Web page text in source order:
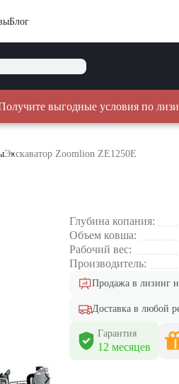
Блог
выгодные условия по
Экскаватор Zoomlion ZE1250E
Глубина копания:
Объем ковша:
Рабочий вес:
Производитель:
Продажа в лизинг
Доставка в любой
Гарантия
12 месяцев